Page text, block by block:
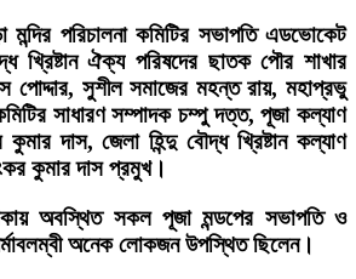
পরিচালনা কমিটির সভাপতি এডভোকেট
খ্রিষ্টান ঐক্য পরিষদের ছাতক পৌর শাখার
পোদ্দার, সুশীল সমাজের মহন্ত রায়, মহাপ্রভু
সাধারণ সম্পাদক চম্পু দত্ত, পূজা কল্যাণ
কুমার দাস, জেলা হিন্দু বৌদ্ধ খ্রিষ্টান কল্যাণ
কুমার দাস প্রমুখ।
অবস্থিত সকল পূজা মন্ডপের সভাপতি ও
অনেক লোকজন উপস্থিত ছিলেন।